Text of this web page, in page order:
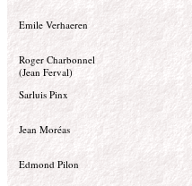
Emile Verhaeren
Roger Charbonnel
(Jean Ferval)
Sarluis Pinx
Jean Moréas
Edmond Pilon